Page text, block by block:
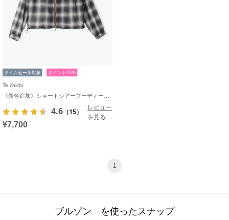
タイムセール対象 ポイント10%
Te chichi
4.6 （15）
レビュー
を見る
¥7,700
1
ブルゾン を使ったスナップ